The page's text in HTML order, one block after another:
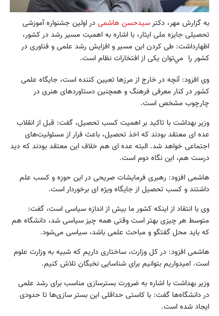
به گزارش مهر، دکترسیدحسن هاشمی در اولین جشنواره آموزشی
تحصیلی جایزه ملی ایثار، با اشاره به اهمیت مسیر رشد در کشور،
اظهارداشت: طی کردن این مسیر و افزایش رشد علمی و فناوری در
کشور را مي‌توان یکی از افتخارات نظام است.
وی افزود: آنچه در خارج از مرزها تعیین کننده است، جایگاه علمی
کشور در کنار معرفی فرهنگ و همچنین دستاوردهای هنری در
چارچوب مشخص است.
وزیر بهداشت با تاکید بر اهمیت کسب تحصیل، گفت: قبل از انقلاب
عده ای معتقد بودند که اخذ تحصیل، باعث فرار از مسئولیت‌های
اجتماعی خواهد شد. البته عده ای هم خلاف این معتقد بودند که دید
درست هم، این نگاه دوم است.
هاشمی افزود: رهبری فرمایشات صریحی در این حوزه و کسب علم
داشتند و کسب تحصیل از جایگاه ویژه ای برخوردار است.
وی با انتقاد از اینکه کشور ما بیش از اندازه سیاسی است، گفت:
متوسط هر چیزی بهتر است وقتی همه چیز سیاسی شد، دانشگاه هم
که باید محل گفتگو و مباحث علمی باشد، سیاسی می‌شود.
هاشمی افزود: در کل وزارت، ساختاری داریم که شبیه به وزارت علوم
است. امیدواریم بتوانیم برای شناسایی نخبگان تلاش کنیم.
وزیر بهداشت با اشاره به ضرورت بسترسازی مناسب برای رشد علمی
در دانشگاه‌ها گفت: با کاستی حداقلی این بستر سازی‌ها تا حدودی
ایجاد شده است.